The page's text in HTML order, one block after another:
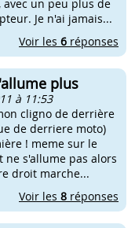
avec un peu plus de
Je n'ai jamais...
Voir les 6 réponses
plus
à 11:53
cligno de derrière
de derriere moto)
! meme sur le
ne s'allume pas alors
droit marche...
Voir les 8 réponses